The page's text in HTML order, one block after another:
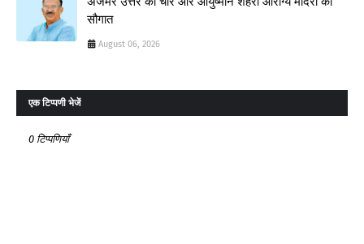
सौगात
August 06, 2026
एक टिप्पणी भेजें
0 टिप्पणियाँ